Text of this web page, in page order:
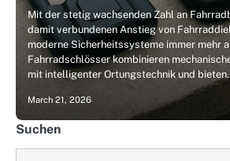
Mit der stetig wachsenden Zahl an
damit verbundenen Anstieg von
moderne Sicherheitssysteme immer mehr
Fahrradschlösser kombinieren
mit intelligenter Ortungstechnik und
March 21, 2026
Suchen